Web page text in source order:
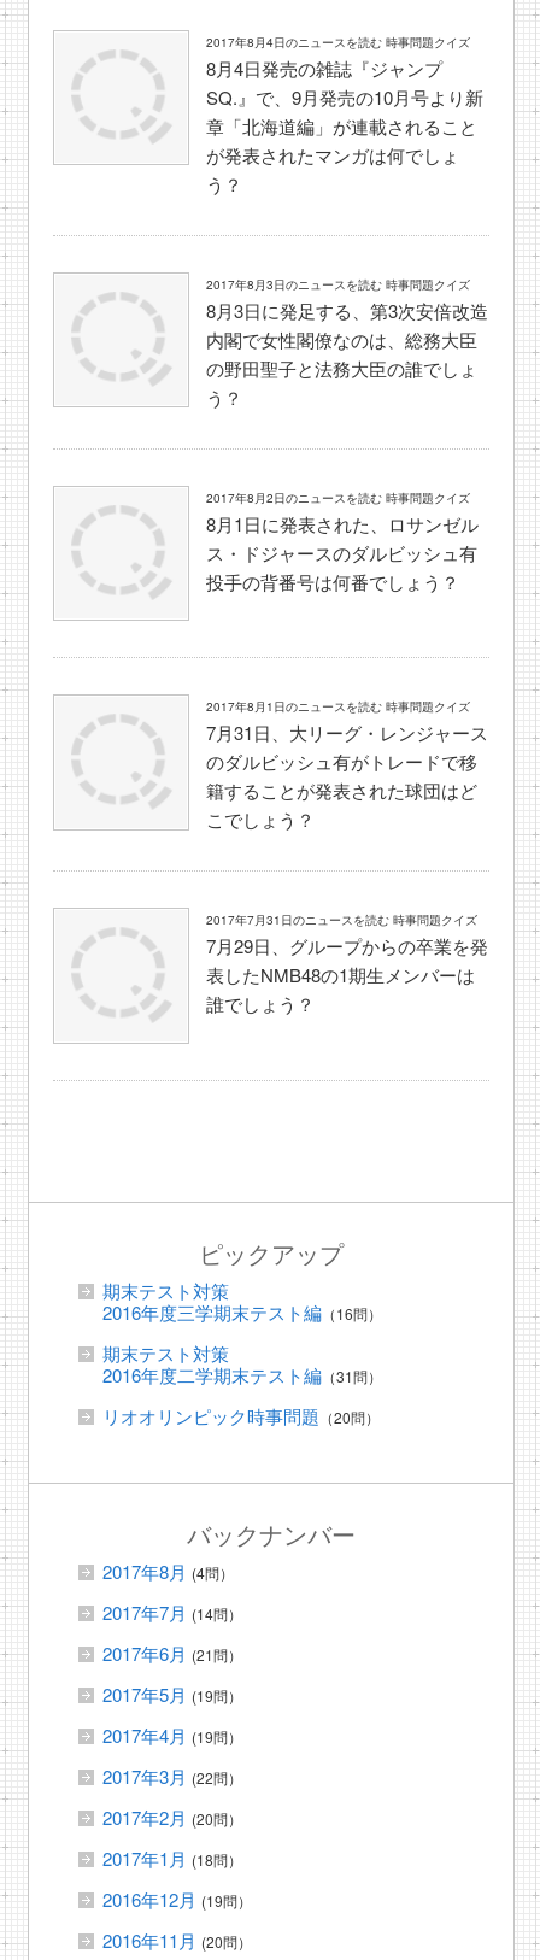
2017年8月4日のニュースを読む 時事問題クイズ
8月4日発売の雑誌『ジャンプ
SQ.』で、9月発売の10月号より新
章「北海道編」が連載されること
が発表されたマンガは何でしょ
う？
2017年8月3日のニュースを読む 時事問題クイズ
8月3日に発足する、第3次安倍改造
内閣で女性閣僚なのは、総務大臣
の野田聖子と法務大臣の誰でしょ
う？
2017年8月2日のニュースを読む 時事問題クイズ
8月1日に発表された、ロサンゼル
ス・ドジャースのダルビッシュ有
投手の背番号は何番でしょう？
2017年8月1日のニュースを読む 時事問題クイズ
7月31日、大リーグ・レンジャース
のダルビッシュ有がトレードで移
籍することが発表された球団はど
こでしょう？
2017年7月31日のニュースを読む 時事問題クイズ
7月29日、グループからの卒業を発
表したNMB48の1期生メンバーは
誰でしょう？
ピックアップ
期末テスト対策
2016年度三学期末テスト編（16問）
期末テスト対策
2016年度二学期末テスト編（31問）
リオオリンピック時事問題 （20問）
バックナンバー
2017年8月 (4問）
2017年7月 (14問）
2017年6月 (21問）
2017年5月 (19問）
2017年4月 (19問）
2017年3月 (22問）
2017年2月 (20問）
2017年1月 (18問）
2016年12月 (19問）
2016年11月 (20問）